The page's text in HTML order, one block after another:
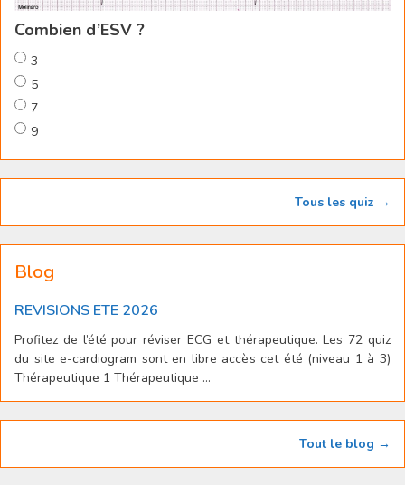
Combien d’ESV ?
3
5
7
9
Tous les quiz →
Blog
REVISIONS ETE 2026
Profitez de l’été pour réviser ECG et thérapeutique. Les 72 quiz
du site e-cardiogram sont en libre accès cet été (niveau 1 à 3)
Thérapeutique 1 Thérapeutique ...
Tout le blog →